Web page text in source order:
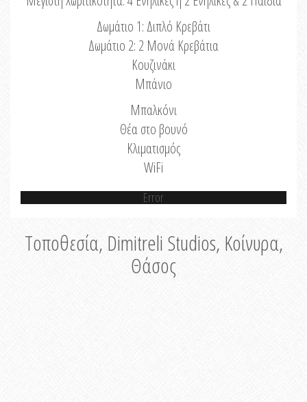
Δωμάτιο 1: Διπλό Κρεβάτι
Δωμάτιο 2: 2 Μονά Κρεβάτια
Κουζινάκι
Μπάνιο
Μπαλκόνι
Θέα στο βουνό
Κλιματισμός
WiFi
Error
Τοποθεσία, Dimitreli Studios, Κοίνυρα,
Θάσος